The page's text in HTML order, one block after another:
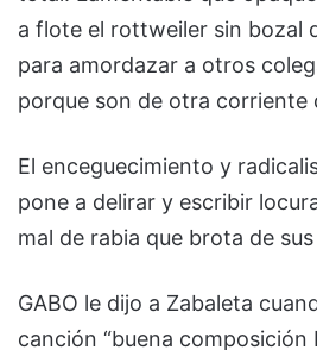
a flote el rottweiler sin bozal
para amordazar a otros
porque son de otra corriente
El enceguecimiento y
pone a delirar y escribir
mal de rabia que brota de
GABO le dijo a Zabaleta
canción “buena composición